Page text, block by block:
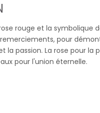
rouge et la symbolique
pour
la passion. La rose pour la
pour l'union éternelle.